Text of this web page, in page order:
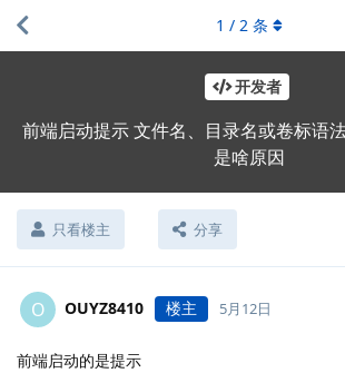
开发者
前端启动提示 文件名、目录名或卷标语
是啥原因
只看楼主 分享
1 / 2 条
O OUYZ8410 楼主 5月12日
前端启动的是提示